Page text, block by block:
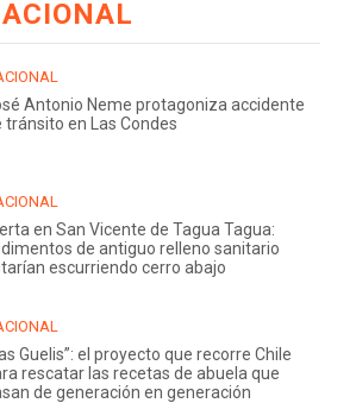
Antonio Neme protagoniza accidente
tránsito en Las Condes
en San Vicente de Tagua Tagua:
de antiguo relleno sanitario
escurriendo cerro abajo
Guelis”: el proyecto que recorre Chile
rescatar las recetas de abuela que
de generación en generación